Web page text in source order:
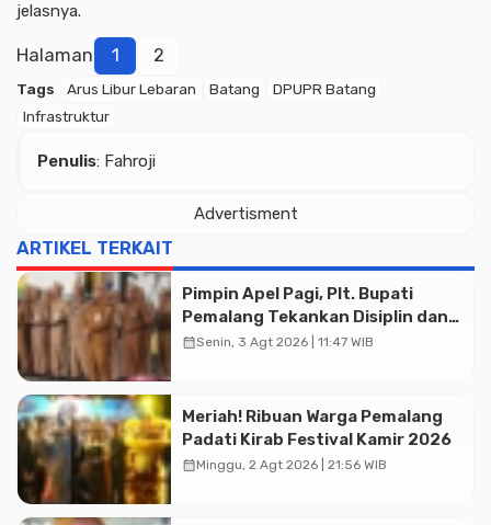
jelasnya.
Halaman 1 2
Tags Arus Libur Lebaran Batang
DPUPR Batang
Infrastruktur
Penulis: Fahroji
Advertisment
ARTIKEL TERKAIT
Pimpin Apel Pagi, Plt. Bupati
Pemalang Tekankan Disiplin dan
Soliditas ASN untuk Pelayanan
calendar_monthSenin, 3 Agt 2026 | 11:47 WIB
Meriah! Ribuan Warga Pemalang
Padati Kirab Festival Kamir 2026
calendar_monthMinggu, 2 Agt 2026 | 21:56 WIB